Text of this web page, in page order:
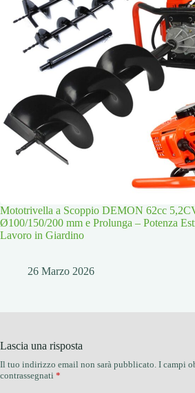
Mototrivella a Scoppio DEMON 62cc
Ø100/150/200 mm e Prolunga – Potenza
Lavoro in Giardino
26 Marzo 2026
Lascia una risposta
Il tuo indirizzo email non sarà pubblicato. I campi
contrassegnati *